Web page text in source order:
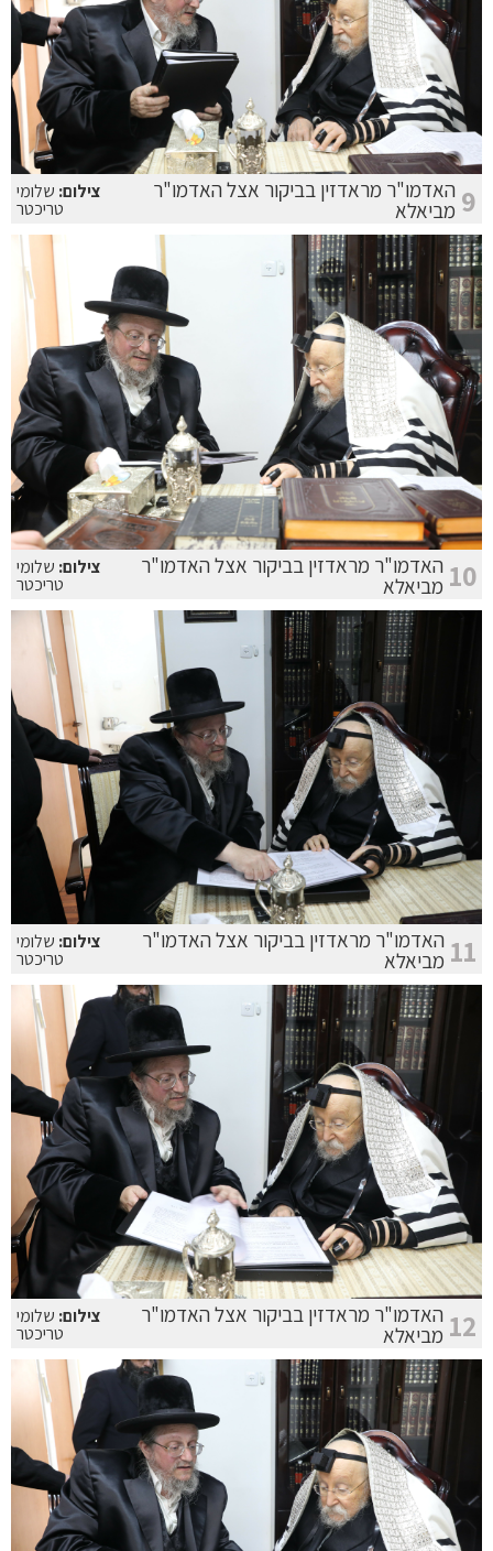
9 האדמו"ר מראדזין בביקור אצל האדמו"ר
מביאלא
צילום: שלומי
טריכטר
10 האדמו"ר מראדזין בביקור אצל האדמו"ר
מביאלא
צילום: שלומי
טריכטר
11 האדמו"ר מראדזין בביקור אצל האדמו"ר
מביאלא
צילום: שלומי
טריכטר
12 האדמו"ר מראדזין בביקור אצל האדמו"ר
מביאלא
צילום: שלומי
טריכטר